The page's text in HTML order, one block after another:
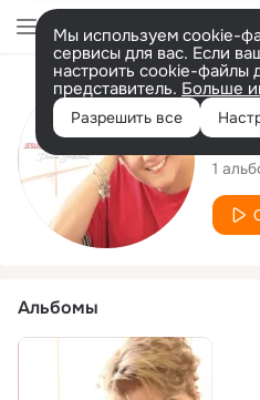
Мы используем cookie-
сервисы для вас. Если
настроить cookie-файлы
представитель. Больше
Разрешить все
1
Альбомы